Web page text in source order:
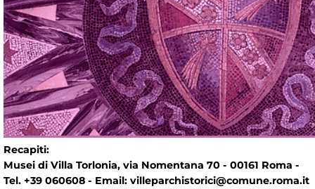
Recapiti:
Musei di Villa Torlonia, via Nomentana 70 - 00161 Roma -
Tel. +39 060608 - Email: villeparchistorici@comune.roma.it